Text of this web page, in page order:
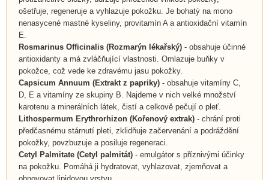
ošetřuje, regeneruje a vyhlazuje pokožku. Je bohatý na mono
nenasycené mastné kyseliny, provitamín A a antioxidační vitamín
E.
Rosmarinus Officinalis(Rozmarýn lékařský)- obsahuje účinné
antioxidanty a má zvláčňující vlastnosti. Omlazuje buňky v
pokožce, což vede ke zdravému jasu pokožky.
Capsicum Annuum (Extrakt z papriky)- obsahuje vitamíny C,
D, E a vitamíny ze skupiny B. Najdeme v nich velké množství
karotenu a minerálních látek, čistí a celkově pečují o pleť.
Lithospermum Erythrorhizon (Kořenový extrak)- chrání proti
předčasnému stárnutí pleti, zklidňuje začervenání a podráždění
pokožky, povzbuzuje a posiluje regeneraci.
Cetyl Palmitate (Cetyl palmitát)- emulgátor s příznivými účinky
na pokožku. Pomáhá ji hydratovat, vyhlazovat, zjemňovat a